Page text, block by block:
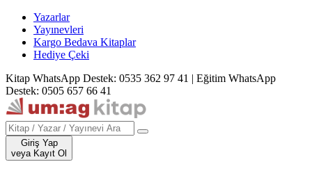
Yazarlar
Yayınevleri
Kargo Bedava Kitaplar
Hediye Çeki
Kitap WhatsApp Destek: 0535 362 97 41 | Eğitim WhatsApp
Destek: 0505 657 66 41
Giriş Yap
veya Kayıt Ol